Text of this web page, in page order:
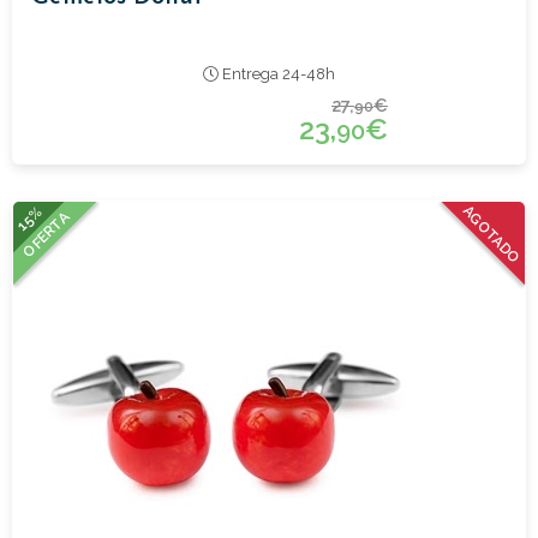
Entrega 24-48h
27,90€
23,90€
AGOTADO
15%
OFERTA